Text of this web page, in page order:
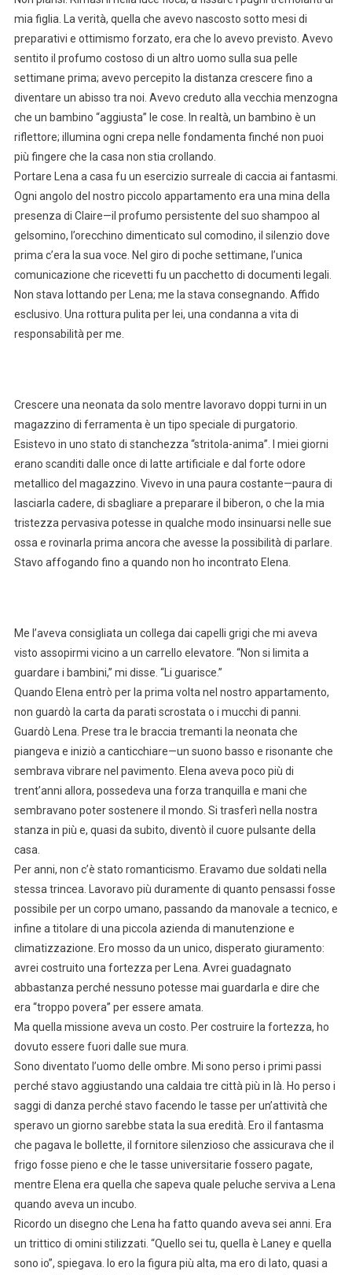
mia figlia. La verità, quella che avevo nascosto sotto mesi di
preparativi e ottimismo forzato, era che lo avevo previsto. Avevo
sentito il profumo costoso di un altro uomo sulla sua pelle
settimane prima; avevo percepito la distanza crescere fino a
diventare un abisso tra noi. Avevo creduto alla vecchia menzogna
che un bambino “aggiusta” le cose. In realtà, un bambino è un
riflettore; illumina ogni crepa nelle fondamenta finché non puoi
più fingere che la casa non stia crollando.
Portare Lena a casa fu un esercizio surreale di caccia ai fantasmi.
Ogni angolo del nostro piccolo appartamento era una mina della
presenza di Claire—il profumo persistente del suo shampoo al
gelsomino, l’orecchino dimenticato sul comodino, il silenzio dove
prima c’era la sua voce. Nel giro di poche settimane, l’unica
comunicazione che ricevetti fu un pacchetto di documenti legali.
Non stava lottando per Lena; me la stava consegnando. Affido
esclusivo. Una rottura pulita per lei, una condanna a vita di
responsabilità per me.
Crescere una neonata da solo mentre lavoravo doppi turni in un
magazzino di ferramenta è un tipo speciale di purgatorio.
Esistevo in uno stato di stanchezza “stritola-anima”. I miei giorni
erano scanditi dalle once di latte artificiale e dal forte odore
metallico del magazzino. Vivevo in una paura costante—paura di
lasciarla cadere, di sbagliare a preparare il biberon, o che la mia
tristezza pervasiva potesse in qualche modo insinuarsi nelle sue
ossa e rovinarla prima ancora che avesse la possibilità di parlare.
Stavo affogando fino a quando non ho incontrato Elena.
Me l’aveva consigliata un collega dai capelli grigi che mi aveva
visto assopirmi vicino a un carrello elevatore. “Non si limita a
guardare i bambini,” mi disse. “Li guarisce.”
Quando Elena entrò per la prima volta nel nostro appartamento,
non guardò la carta da parati scrostata o i mucchi di panni.
Guardò Lena. Prese tra le braccia tremanti la neonata che
piangeva e iniziò a canticchiare—un suono basso e risonante che
sembrava vibrare nel pavimento. Elena aveva poco più di
trent’anni allora, possedeva una forza tranquilla e mani che
sembravano poter sostenere il mondo. Si trasferì nella nostra
stanza in più e, quasi da subito, diventò il cuore pulsante della
casa.
Per anni, non c’è stato romanticismo. Eravamo due soldati nella
stessa trincea. Lavoravo più duramente di quanto pensassi fosse
possibile per un corpo umano, passando da manovale a tecnico, e
infine a titolare di una piccola azienda di manutenzione e
climatizzazione. Ero mosso da un unico, disperato giuramento:
avrei costruito una fortezza per Lena. Avrei guadagnato
abbastanza perché nessuno potesse mai guardarla e dire che
era “troppo povera” per essere amata.
Ma quella missione aveva un costo. Per costruire la fortezza, ho
dovuto essere fuori dalle sue mura.
Sono diventato l’uomo delle ombre. Mi sono perso i primi passi
perché stavo aggiustando una caldaia tre città più in là. Ho perso i
saggi di danza perché stavo facendo le tasse per un’attività che
speravo un giorno sarebbe stata la sua eredità. Ero il fantasma
che pagava le bollette, il fornitore silenzioso che assicurava che il
frigo fosse pieno e che le tasse universitarie fossero pagate,
mentre Elena era quella che sapeva quale peluche serviva a Lena
quando aveva un incubo.
Ricordo un disegno che Lena ha fatto quando aveva sei anni. Era
un trittico di omini stilizzati. “Quello sei tu, quella è Laney e quella
sono io”, spiegava. Io ero la figura più alta, ma ero di lato, quasi a